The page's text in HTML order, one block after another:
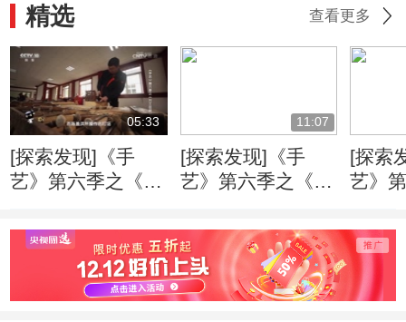
精选 查看更多
05:33
[探索发现]《手
艺》第六季之《万
木雕的制作环节
11:07
[探索发现]《手
艺》第六季之《姑
塑模的过程
[探索
艺》
如何
后的